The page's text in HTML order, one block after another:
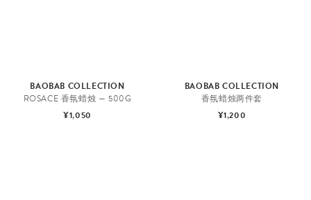
BAOBAB COLLECTION
ROSACE 香氛蜡烛 — 500G
¥1,050
BAOBAB COLLECTION
香氛蜡烛两件套
¥1,200